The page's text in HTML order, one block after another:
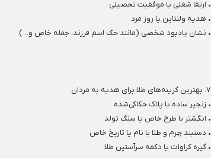
• ارتقا شغلی یا موفقیت تحصیلی
• هدیه ولنتاین یا روز مرد
• نشان یادبود شخصی (مانند حک اسم فرزند، جمله خاص و…)
۷. بهترین گزینه‌های طلا برای هدیه به مردان
• زنجیر ساده یا پلاک حکاکی‌شده
• انگشتر با طرح خاص یا سنگ تولد
• دستبند چرم و طلا با نام یا تاریخ خاص
• گیره کراوات یا دکمه سرآستین طلا